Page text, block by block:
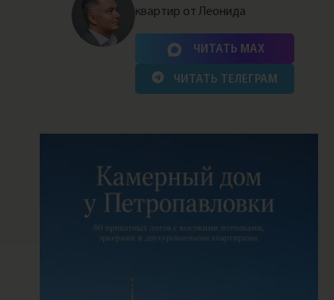
Нажимая на кнопку, Вы соглашаетесь cполитикой
квартир от Леонида
ЧИТАТЬ MAX
ЧИТАТЬ ТЕЛЕГРАМ